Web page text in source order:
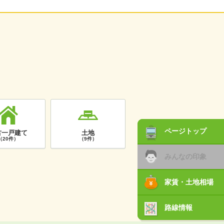
ページトップ
みんなの印象
家賃・土地相場
路線情報
一戸建て
20件）
土地
（9件）